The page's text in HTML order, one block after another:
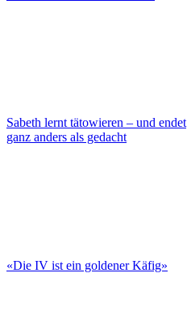
Sabeth lernt tätowieren – und endet
ganz anders als gedacht
«Die IV ist ein goldener Käfig»